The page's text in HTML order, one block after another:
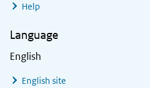
Help
Language
English
English site